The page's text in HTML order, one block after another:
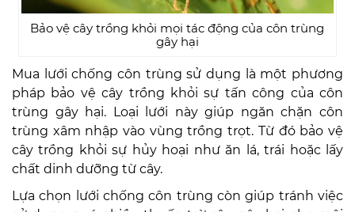
Bảo vệ cây trồng khỏi mọi tác động của côn trùng
gây hại
Mua lưới chống côn trùng sử dụng là một phương
pháp bảo vệ cây trồng khỏi sự tấn công của côn
trùng gây hại. Loại lưới này giúp ngăn chặn côn
trùng xâm nhập vào vùng trồng trọt. Từ đó bảo vệ
cây trồng khỏi sự hủy hoại như ăn lá, trái hoặc lấy
chất dinh dưỡng từ cây.
Lựa chọn lưới chống côn trùng còn giúp tránh việc